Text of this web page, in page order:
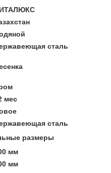
сталь
мес
сталь
размеры
мм
мм